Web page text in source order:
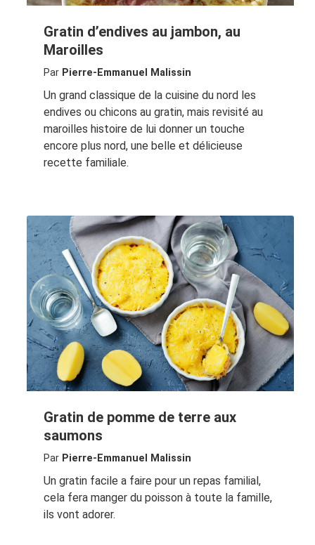
Gratin d’endives au jambon, au
Maroilles
Par Pierre-Emmanuel Malissin
Un grand classique de la cuisine du nord les
endives ou chicons au gratin, mais revisité au
maroilles histoire de lui donner un touche
encore plus nord, une belle et délicieuse
recette familiale.
Gratin de pomme de terre aux
saumons
Par Pierre-Emmanuel Malissin
Un gratin facile a faire pour un repas familial,
cela fera manger du poisson à toute la famille,
ils vont adorer.